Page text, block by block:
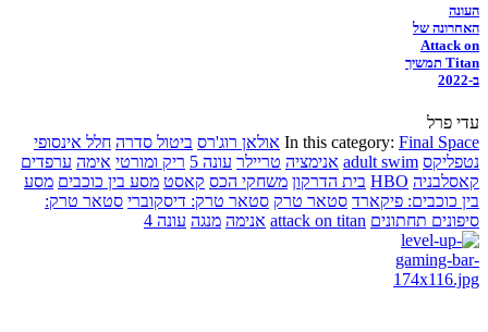
העונה
האחרונה של
Attack on
Titan תמשיך
ב-2022
עדי פרל
In this category: Final Space אולאן רוג'רס ביטול סדרה חלל אינסופי
נטפליקס adult swim אנימציה טריילר עונה 5 ריק ומורטי אימה ערפדים
קאסלבניה HBO בית הדרקון משחקי הכס קאסט מסע בין כוכבים מסע
בין כוכבים: פיקארד סטאר טרק סטאר טרק: דיסקוברי סטאר טרק:
סיפונים תחתונים attack on titan אנימה מנגה עונה 4